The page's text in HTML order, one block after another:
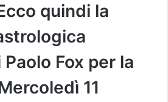
quindi la
Fox per la
11